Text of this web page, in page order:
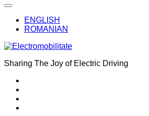
Expand
ENGLISH
ROMANIAN
Sharing The Joy of Electric Driving